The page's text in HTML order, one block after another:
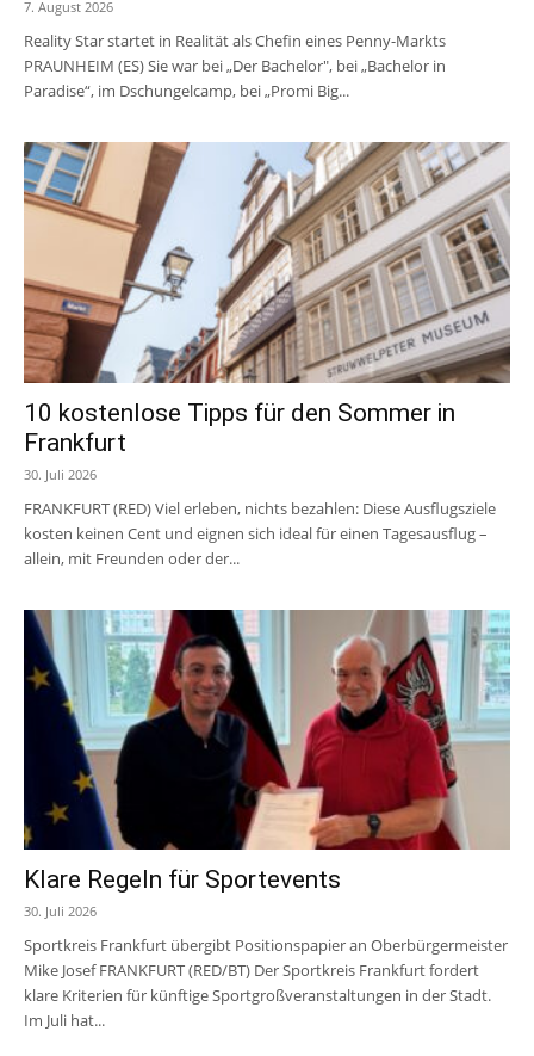
7. August 2026
Reality Star startet in Realität als Chefin eines Penny-Markts
PRAUNHEIM (ES) Sie war bei „Der Bachelor", bei „Bachelor in
Paradise“, im Dschungelcamp, bei „Promi Big...
10 kostenlose Tipps für den Sommer in
Frankfurt
30. Juli 2026
FRANKFURT (RED) Viel erleben, nichts bezahlen: Diese Ausflugsziele
kosten keinen Cent und eignen sich ideal für einen Tagesausflug –
allein, mit Freunden oder der...
Klare Regeln für Sportevents
30. Juli 2026
Sportkreis Frankfurt übergibt Positionspapier an Oberbürgermeister
Mike Josef FRANKFURT (RED/BT) Der Sportkreis Frankfurt fordert
klare Kriterien für künftige Sportgroßveranstaltungen in der Stadt.
Im Juli hat...